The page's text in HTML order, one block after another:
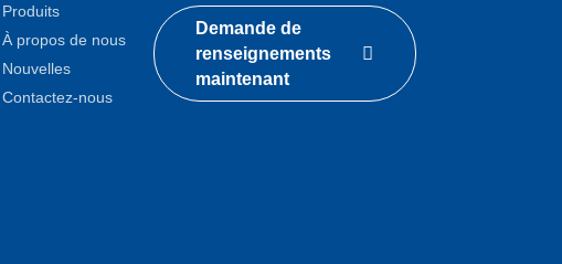
Produits
À propos de nous
Nouvelles
Contactez-nous
Demande de
renseignements
maintenant